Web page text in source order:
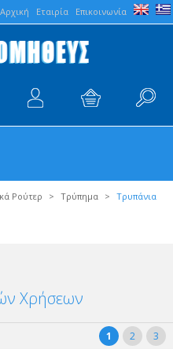
Aρχική Εταιρία Επικοινωνία
Ρούτερ > Τρύπημα > Τρυπάνια
Χρήσεων
1 2 3